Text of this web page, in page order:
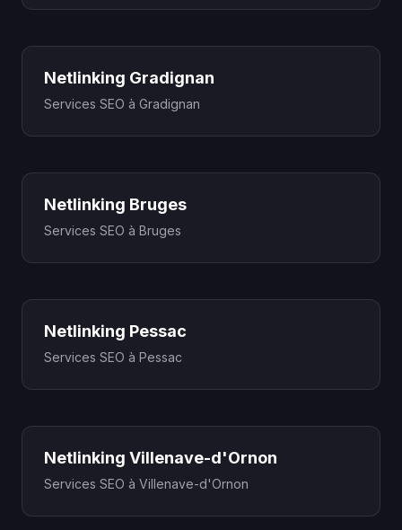
Netlinking Gradignan
Services SEO à Gradignan
Netlinking Bruges
Services SEO à Bruges
Netlinking Pessac
Services SEO à Pessac
Netlinking Villenave-d'Ornon
Services SEO à Villenave-d'Ornon